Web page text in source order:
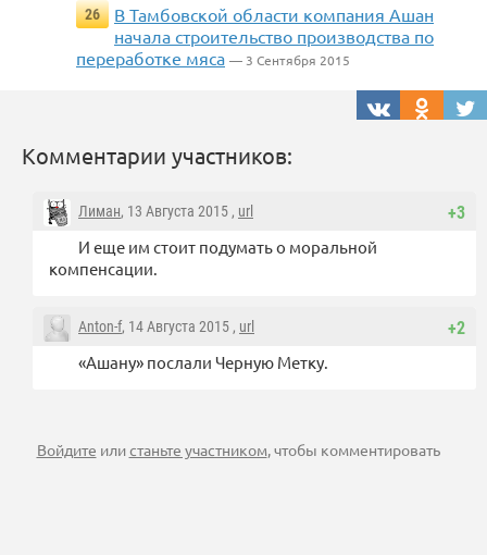
26
В Тамбовской области компания Ашан
начала строительство производства по
переработке мяса — 3 Сентября 2015
Комментарии участников:
+3
Лиман, 13 Августа 2015 , url
И еще им стоит подумать о моральной
компенсации.
+2
Anton-f, 14 Августа 2015 , url
«Ашану» послали Черную Метку.
Войдите илистаньте участником, чтобы комментировать